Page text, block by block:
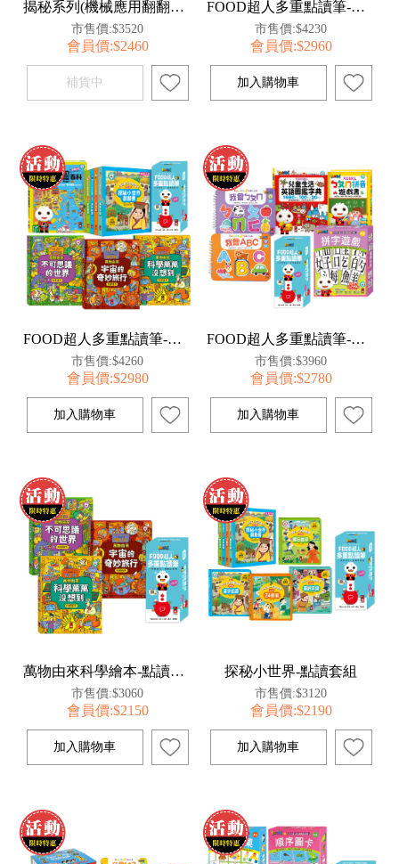
揭秘系列(機械應用翻翻百科)-點讀套組
市售價:$3520
會員價:$2460
FOOD超人多重點讀筆-認知啟蒙組
市售價:$4230
會員價:$2960
FOOD超人多重點讀筆-科學百科組
市售價:$4260
會員價:$2980
FOOD超人多重點讀筆-語言發展組
市售價:$3960
會員價:$2780
萬物由來科學繪本-點讀套組
市售價:$3060
會員價:$2150
探秘小世界-點讀套組
市售價:$3120
會員價:$2190